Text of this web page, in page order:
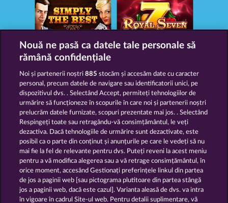
SIMPLY THE BEST ROYAL SEVEN
GOLDEN EI OF
MOORHUHN
FOREVER
DIAMONDS
Afișează toate jocurile
Termeni și condiții
Declarație de confidențialitate
Nouă ne pasă ca datele tale personale să
rămână confidențiale
Noi și partenerii noștri885 stocăm și accesăm date cu caracter
personal, precum datele de navigare sau identificatorii unici, pe
dispozitivul dvs. . Selectând Accept, permiteți tehnologiilor de
urmărire să funcționeze în scopurile în care noi și partenerii noștri
prelucrăm datele furnizate, scopuri prezentate mai jos. . Selectând
Respingeți toate sau retragându-vă consimțământul, le veți
dezactiva. Dacă tehnologiile de urmărire sunt dezactivate, este
posibil ca o parte din conținut și anunțurile pe care le vedeți să nu
mai fie la fel de relevante pentru dvs. Puteți reveni la acest meniu
pentru a vă modifica alegerea sau a vă retrage consimțământul, în
orice moment, accesând Gestionați preferințele linkul din partea
de jos a paginii web [sau pictograma plutitoare din partea stângă
jos a paginii web, dacă este cazul]. Varianta aleasă de dvs. va intra
în vigoare în cadrul Site-ul web. Pentru detalii suplimentare, vă